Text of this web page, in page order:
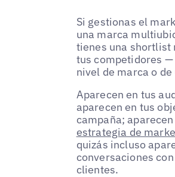
Si gestionas el
una marca
tienes una shortlist
tus competidores —
nivel de marca o
Aparecen en tus
aparecen en tus
campaña;
estrategia de
quizás incluso
conversaciones
clientes.